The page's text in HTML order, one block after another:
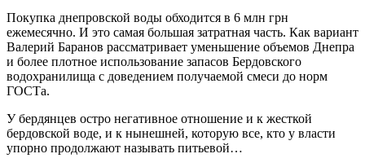
Покупка днепровской воды обходится в 6 млн грн
ежемесячно. И это самая большая затратная часть. Как вариант
Валерий Баранов рассматривает уменьшение объемов Днепра
и более плотное использование запасов Бердовского
водохранилища с доведением получаемой смеси до норм
ГОСТа.
У бердянцев остро негативное отношение и к жесткой
бердовской воде, и к нынешней, которую все, кто у власти
упорно продолжают называть питьевой…